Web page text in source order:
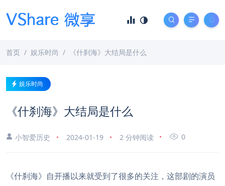
首页 娱乐时尚 《什刹海》大结局是什么
娱乐时尚
《什刹海》大结局是什么
小智爱历史 2024-01-19 2 分钟阅读 0
《什刹海》自开播以来就受到了很多的关注，这部剧的演员